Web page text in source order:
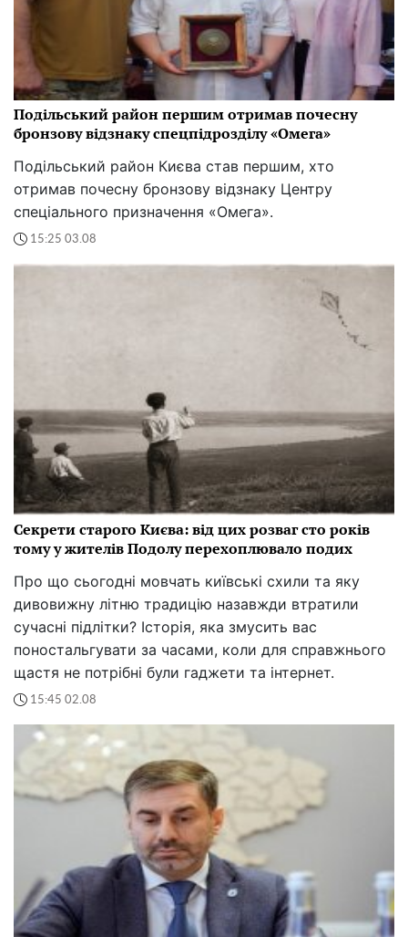
Подільський район першим отримав почесну
бронзову відзнаку спецпідрозділу «Омега»
Подільський район Києва став першим, хто
отримав почесну бронзову відзнаку Центру
спеціального призначення «Омега».
15:25 03.08
Секрети старого Києва: від цих розваг сто років
тому у жителів Подолу перехоплювало подих
Про що сьогодні мовчать київські схили та яку
дивовижну літню традицію назавжди втратили
сучасні підлітки? Історія, яка змусить вас
поностальгувати за часами, коли для справжнього
щастя не потрібні були гаджети та інтернет.
15:45 02.08